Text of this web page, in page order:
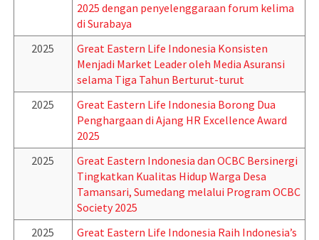
2025 dengan penyelenggaraan forum kelima
di Surabaya
2025
Great Eastern Life Indonesia Konsisten
Menjadi Market Leader oleh Media Asuransi
selama Tiga Tahun Berturut-turut
2025
Great Eastern Life Indonesia Borong Dua
Penghargaan di Ajang HR Excellence Award
2025
2025
Great Eastern Indonesia dan OCBC Bersinergi
Tingkatkan Kualitas Hidup Warga Desa
Tamansari, Sumedang melalui Program OCBC
Society 2025
2025
Great Eastern Life Indonesia Raih Indonesia’s